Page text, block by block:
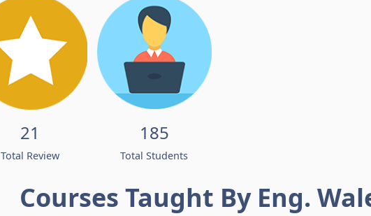
21
Total Review
185
Total Students
Courses Taught By Eng.